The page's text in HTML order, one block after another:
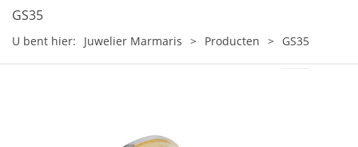
GS35
U bent hier: Juwelier Marmaris > Producten > GS35